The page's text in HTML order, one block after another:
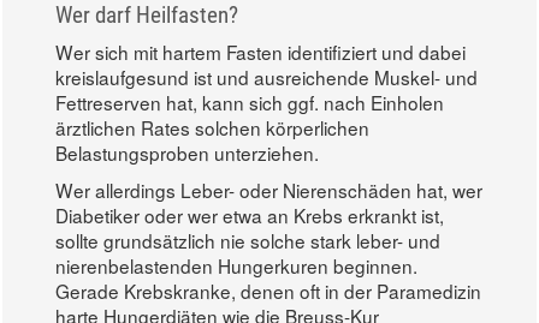
Wer darf Heilfasten?
Wer sich mit hartem Fasten identifiziert und dabei
kreislaufgesund ist und ausreichende Muskel- und
Fettreserven hat, kann sich ggf. nach Einholen
ärztlichen Rates solchen körperlichen
Belastungsproben unterziehen.
Wer allerdings Leber- oder Nierenschäden hat, wer
Diabetiker oder wer etwa an Krebs erkrankt ist,
sollte grundsätzlich nie solche stark leber- und
nierenbelastenden Hungerkuren beginnen.
Gerade Krebskranke, denen oft in der Paramedizin
harte Hungerdiäten wie die Breuss-Kur